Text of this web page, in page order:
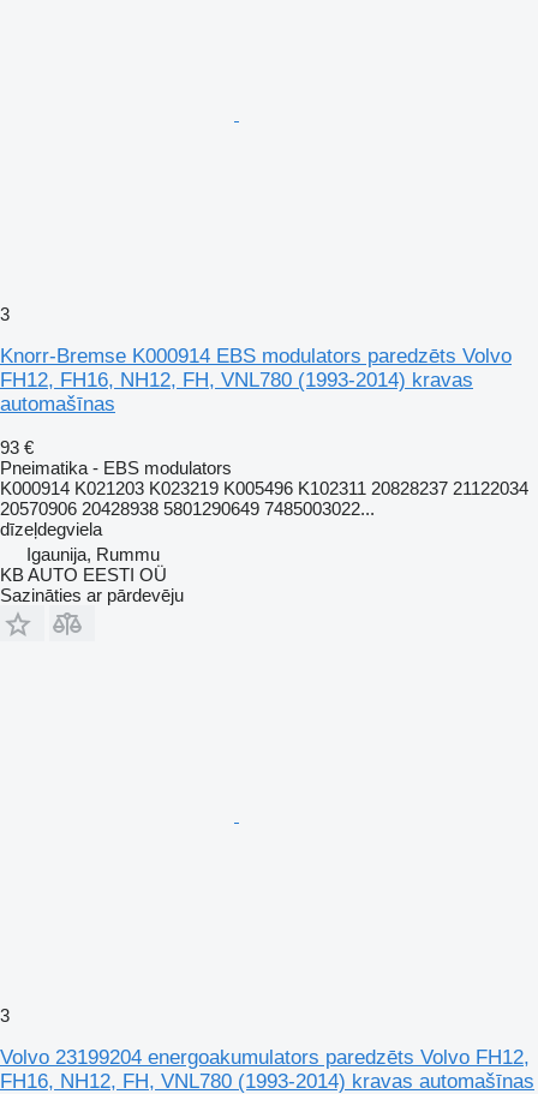
3
Knorr-Bremse K000914 EBS modulators paredzēts Volvo
FH12, FH16, NH12, FH, VNL780 (1993-2014) kravas
automašīnas
93 €
Pneimatika - EBS modulators
K000914 K021203 K023219 K005496 K102311 20828237 21122034
20570906 20428938 5801290649 7485003022...
dīzeļdegviela
Igaunija, Rummu
KB AUTO EESTI OÜ
Sazināties ar pārdevēju
3
Volvo 23199204 energoakumulators paredzēts Volvo FH12,
FH16, NH12, FH, VNL780 (1993-2014) kravas automašīnas